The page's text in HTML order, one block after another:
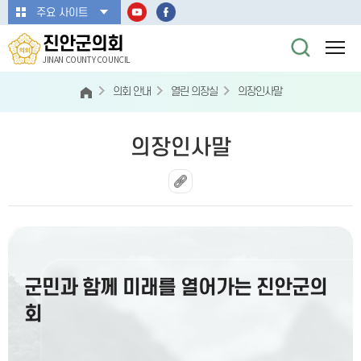
본문바로가기
주요 사이트
진안군의회
JINAN COUNTY COUNCIL
의회 안내 열린 의장실 의장인사말
의장인사말
군민과 함께 미래를 열어가는 진안군의
회